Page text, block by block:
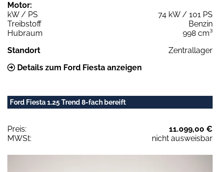
Motor:
kW / PS
74 kW / 101 PS
Treibstoff
Benzin
Hubraum
998 cm³
Standort
Zentrallager
Details zum Ford Fiesta anzeigen
Ford Fiesta 1.25 Trend 8-fach bereift
Preis:
11.099,00 €
MWSt:
nicht ausweisbar